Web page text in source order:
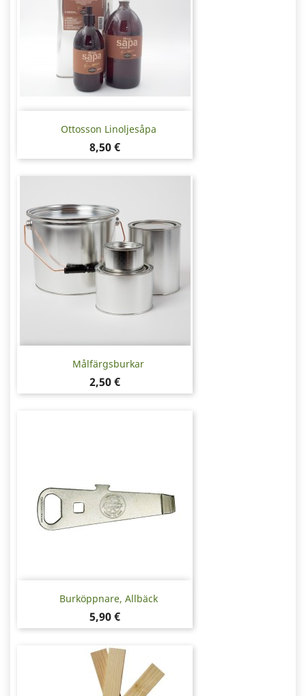
Ottosson Linoljesåpa
Pris
8,50 €
Målfärgsburkar
Pris
2,50 €
Burköppnare, Allbäck
Pris
5,90 €